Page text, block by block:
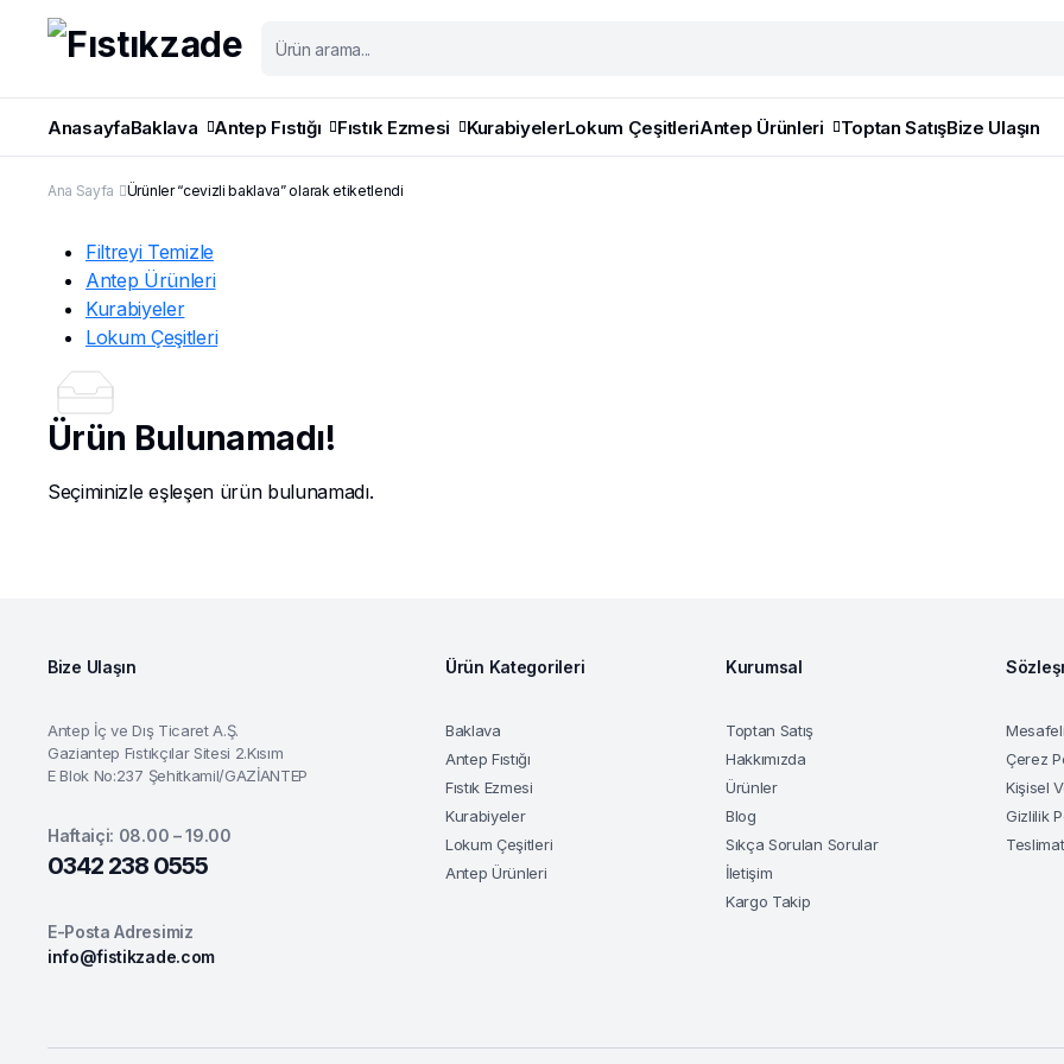
AnasayfaBaklava Antep Fıstığı Fıstık Ezmesi KurabiyelerLokum ÇeşitleriAntep Ürünleri Toptan SatışBize Ulaşın
Ana Sayfa Ürünler “cevizli baklava” olarak etiketlendi
Filtreyi Temizle
Antep Ürünleri
Kurabiyeler
Lokum Çeşitleri
Ürün Bulunamadı!
Seçiminizle eşleşen ürün bulunamadı.
Bize Ulaşın
Antep İç ve Dış Ticaret A.Ş.
Gaziantep Fıstıkçılar Sitesi 2.Kısım
E Blok No:237 Şehitkamil/GAZİANTEP
Haftaiçi: 08.00 – 19.00
0342 238 0555
E-Posta Adresimiz
info@fistikzade.com
Ürün Kategorileri
Baklava
Antep Fıstığı
Fıstık Ezmesi
Kurabiyeler
Lokum Çeşitleri
Antep Ürünleri
Kurumsal
Toptan Satış
Hakkımızda
Ürünler
Blog
Sıkça Sorulan Sorular
İletişim
Kargo Takip
Çerez
Kişisel
Gizlilik